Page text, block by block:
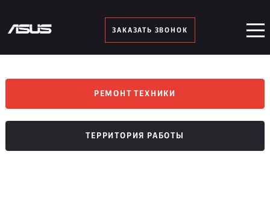
ЗАКАЗАТЬ ЗВОНОК
РЕМОНТ ТЕХНИКИ
ТЕРРИТОРИЯ РАБОТЫ